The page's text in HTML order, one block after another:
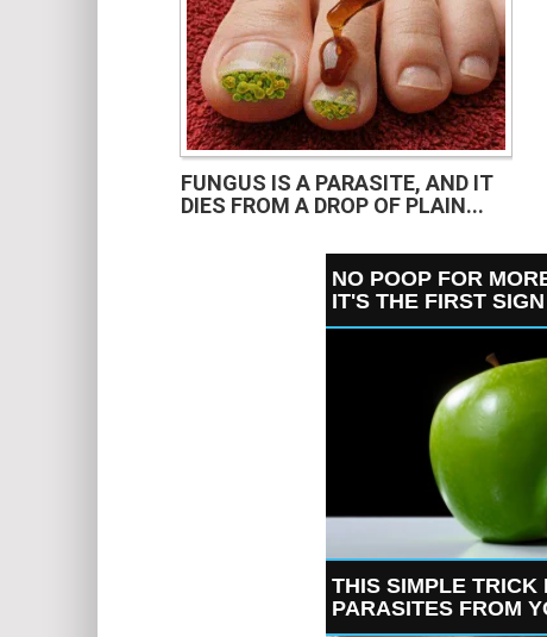
FUNGUS IS A PARASITE, AND IT
DIES FROM A DROP OF PLAIN...
NO POOP FOR
IT'S THE FIRST
THIS SIMPLE TRICK
PARASITES FROM